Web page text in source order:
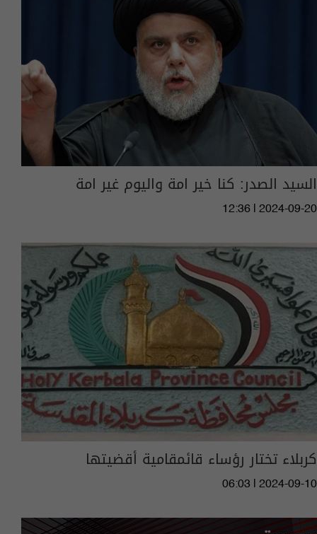
السيد الصدر: كنا خير امة واليوم غير امة
12:36 | 2024-09-20
كربلاء تختار رؤساء قائمقامية أقضيتها
06:03 | 2024-09-10